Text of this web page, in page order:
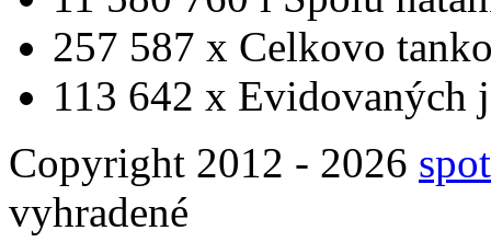
257 587 x Celkovo
113 642 x Evidovaných
Copyright 2012 - 2026
vyhradené